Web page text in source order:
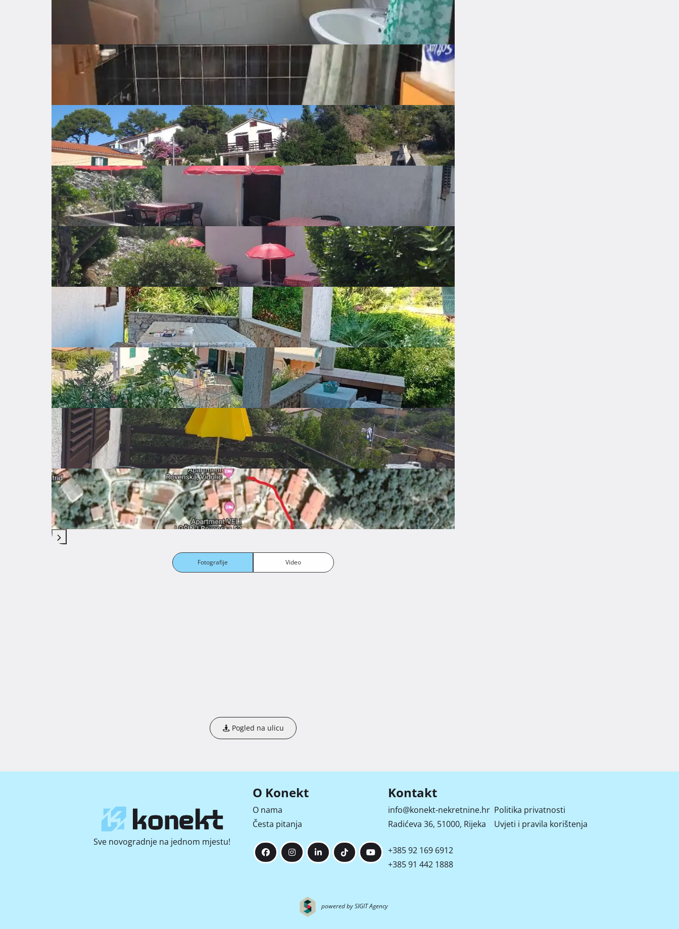
Fotografije Video
Osnovne značajke
Općenito o nekretnini
299.000 €
Cijena po kvadratu
2.743 €
Neto površina
109 ㎡
Bruto površina
㎡
Ukupno katova
1
Godina izgradnje
1990
Energetski razred
Udaljenost od mora
80 m
Dostupno od
Odmah
Detalji o nekretnini
Broj spavaonica
Broj kupaonica
3
Broj toaleta
3
Broj kuhinja
1
Broj dnevnih
boravaka
1
Stolarija
Grijanje
Samostalno
Struja
Grijalice i radijatori na struju
Parking Javni parking
Spremište Balkon Vrt
Opremljenost nekretnine
Troškovi
Lokacija
Pogled na ulicu
Sve novogradnje na jednom mjestu!
O Konekt
O nama
Česta pitanja
Kontakt
info@konekt-nekretnine.hr
Radićeva 36, 51000, Rijeka
+385 92 169 6912
+385 91 442 1888
Politika privatnosti
Uvjeti i pravila korištenja
powered by SIGIT Agency